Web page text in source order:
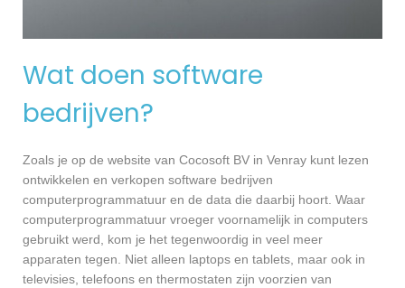
Wat doen software
bedrijven?
Zoals je op de website van Cocosoft BV in Venray kunt lezen
ontwikkelen en verkopen software bedrijven
computerprogrammatuur en de data die daarbij hoort. Waar
computerprogrammatuur vroeger voornamelijk in computers
gebruikt werd, kom je het tegenwoordig in veel meer
apparaten tegen. Niet alleen laptops en tablets, maar ook in
televisies, telefoons en thermostaten zijn voorzien van